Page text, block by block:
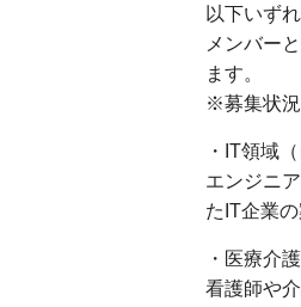
以下いず
メンバー
ます。
※募集状況
・IT領域
エンジニ
たIT企業
・医療介
看護師や